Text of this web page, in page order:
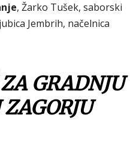
, Žarko Tušek, saborski
Jembrih, načelnica
GRADNJU